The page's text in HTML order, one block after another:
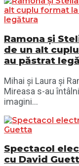
Ramona și
de un alt
au păstrat
Mihai și Laura și
Mireasa s-au
imagini...
Spectacol
cu David